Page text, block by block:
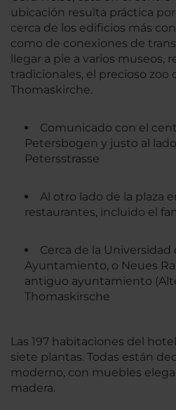
ubicación resulta práctica
cerca de los edificios más
como de conexiones de
llegar a pie a varios museos,
tradicionales, el precioso zoo
Thomaskirche.
Comunicado con el
Petersbogen y justo al
Petersstrasse
Al otro lado de la plaza
restaurantes, incluido el
Cerca de la Universidad
Ayuntamiento, o Neues
antiguo ayuntamiento
Thomaskirsche
Las 197 habitaciones del
siete plantas. Todas están
moderno, con muebles
madera.